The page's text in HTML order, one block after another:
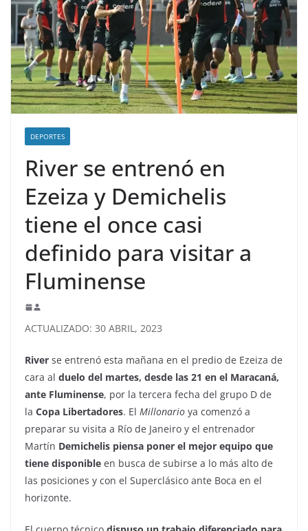
DEPORTES
River se entrenó en
Ezeiza y Demichelis
tiene el once casi
definido para visitar a
Fluminense
ACTUALIZADO: 30 ABRIL, 2023
River se entrenó esta mañana en el predio de Ezeiza de
cara al duelo del martes, desde las 21 en el Maracaná,
ante Fluminense, por la tercera fecha del grupo D de
la Copa Libertadores. El Millonario ya comenzó a
preparar su visita a Río de Janeiro y el entrenador
Martín Demichelis piensa poner el mejor equipo que
tiene disponible en busca de subirse a lo más alto de
las posiciones y con el Superclásico ante Boca en el
horizonte.